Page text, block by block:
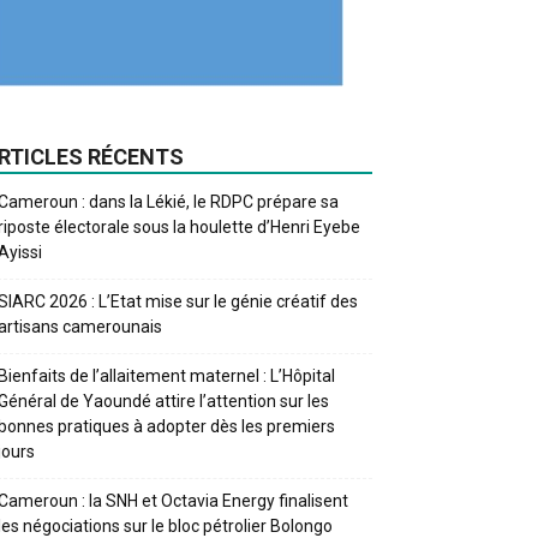
RÉCENTS
: dans la Lékié, le RDPC prépare sa
électorale sous la houlette d’Henri Eyebe
2026 : L’Etat mise sur le génie créatif des
camerounais
de l’allaitement maternel : L’Hôpital
de Yaoundé attire l’attention sur les
pratiques à adopter dès les premiers
: la SNH et Octavia Energy finalisent
négociations sur le bloc pétrolier Bolongo